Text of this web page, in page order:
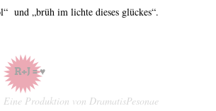
und „brüh im lichte dieses glückes“.
R+J = ♥
Eine Produktion von DramatisPesonae